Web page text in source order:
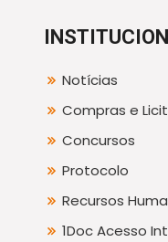
Notícias
Compras e
Concursos
Protocolo
Recursos
1Doc Acesso